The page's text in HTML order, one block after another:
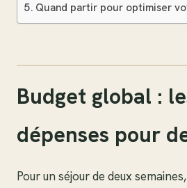
Quand partir pour optimiser
Budget global :
dépenses pour
Pour un séjour de deux